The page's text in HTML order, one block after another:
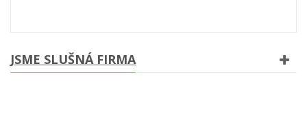
JSME SLUŠNÁ FIRMA